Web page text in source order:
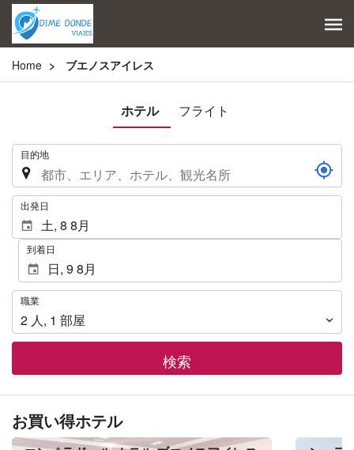
Home ブエノスアイレス
ホテル フライト
. 目的地
. 出発日
到着日
職
業
職業
2 人, 1 部屋
検索
お買い得ホテル